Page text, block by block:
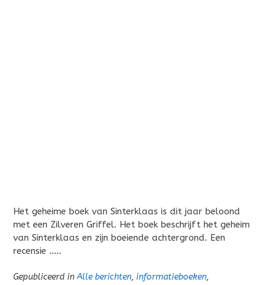
Het geheime boek van Sinterklaas is dit jaar beloond
met een Zilveren Griffel. Het boek beschrijft het geheim
van Sinterklaas en zijn boeiende achtergrond. Een
recensie …..
Gepubliceerd inAlle berichten, informatieboeken,